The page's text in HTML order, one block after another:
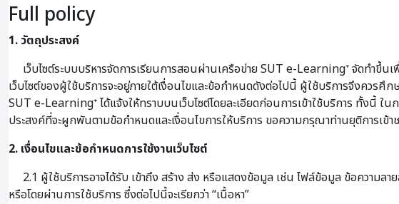
Full policy
1. วัตถุประสงค์
เว็บไซต์ระบบบริหารจัดการเรียนการสอนผ่านเครือข่าย SUT e-Learning⁺ จัดทำขึ้
เว็บไซต์ของผู้ใช้บริการจะอยู่ภายใต้เงื่อนไขและข้อกำหนดดังต่อไปนี้ ผู้ใช้บริการจึงควรศึ
SUT e-Learning⁺ ได้แจ้งให้ทราบบนเว็บไซต์โดยละเอียดก่อนการเข้าใช้บริการ ทั้งนี้ ใ
ประสงค์ที่จะผูกพันตามข้อกำหนดและเงื่อนไขการให้บริการ ขอความกรุณาท่านยุติการเข้
2. เงื่อนไขและข้อกำหนดการใช้งานเว็บไซต์
2.1 ผู้ใช้บริการอาจได้รับ เข้าถึง สร้าง ส่ง หรือแสดงข้อมูล เช่น ไฟล์ข้อมูล ข้อความ
หรือโดยผ่านการใช้บริการ ซึ่งต่อไปนี้จะเรียกว่า “เนื้อหา”